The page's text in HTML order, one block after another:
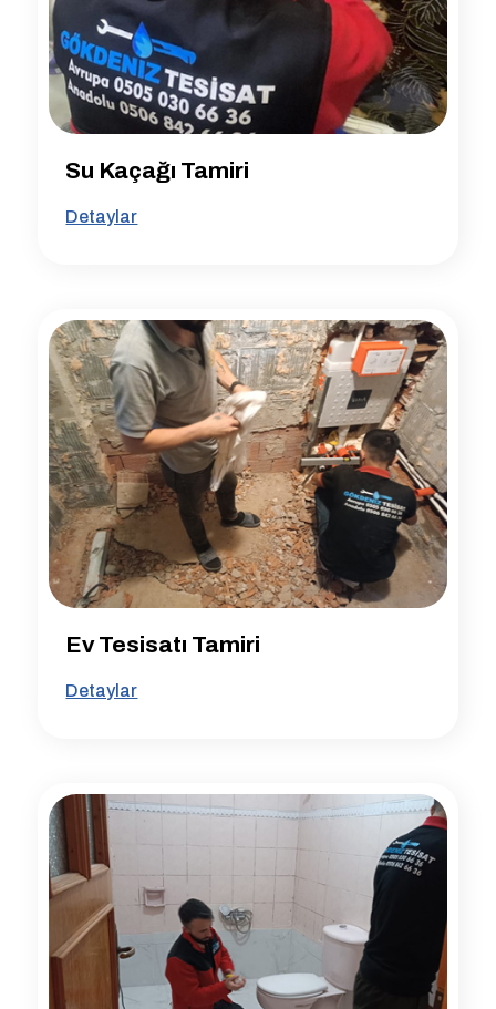
Su Kaçağı Tamiri
Detaylar
Ev Tesisatı Tamiri
Detaylar